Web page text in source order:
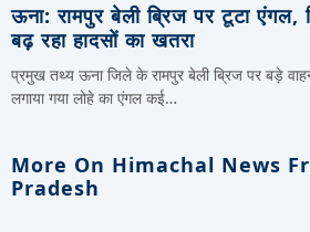
ऊना: रामपुर बेली ब्रिज पर टूटा एंगल,
बढ़ रहा हादसों का खतरा
प्रमुख तथ्य ऊना जिले के रामपुर बेली ब्रिज पर बड़े
लगाया गया लोहे का एंगल कई…
More On Himachal News
Pradesh